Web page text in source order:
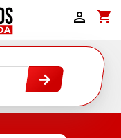
shopping_cart
